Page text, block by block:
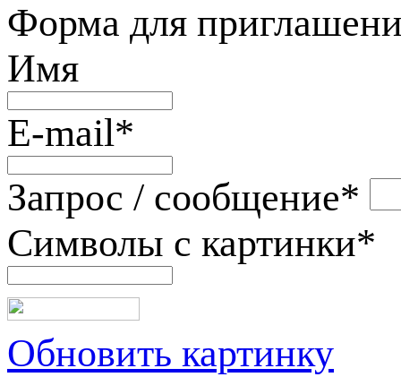
Форма для
Имя
E-mail*
Запрос / сообщение*
Символы с картинки*
Обновить картинку